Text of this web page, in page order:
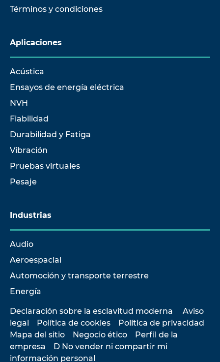
Términos y condiciones
Aplicaciones
Acústica
Ensayos de energía eléctrica
NVH
Fiabilidad
Durabilidad y Fatiga
Vibración
Pruebas virtuales
Pesaje
Industrias
Audio
Aeroespacial
Automoción y transporte terrestre
Energía
Declaración sobre la esclavitud moderna
Aviso
legal
Política de cookies
Política de privacidad
Mapa del sitio
Negocio ético
Perfil de la
empresa
D No vender ni compartir mi
información personal